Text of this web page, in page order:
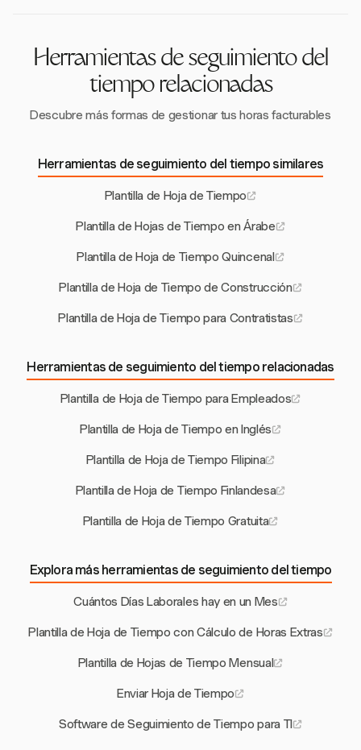
facilitando el seguimiento y la elaboración de
informes de proyectos eficientes.
Herramientas de seguimiento del
tiempo relacionadas
Descubre más formas de gestionar tus horas facturables
Herramientas de seguimiento del tiempo similares
Plantilla de Hoja de Tiempo
Plantilla de Hojas de Tiempo en Árabe
Plantilla de Hoja de Tiempo Quincenal
Plantilla de Hoja de Tiempo de Construcción
Plantilla de Hoja de Tiempo para Contratistas
Herramientas de seguimiento del tiempo relacionadas
Plantilla de Hoja de Tiempo para Empleados
Plantilla de Hoja de Tiempo en Inglés
Plantilla de Hoja de Tiempo Filipina
Plantilla de Hoja de Tiempo Finlandesa
Plantilla de Hoja de Tiempo Gratuita
Explora más herramientas de seguimiento del tiempo
Cuántos Días Laborales hay en un Mes
Plantilla de Hoja de Tiempo con Cálculo de Horas Extras
Plantilla de Hojas de Tiempo Mensual
Enviar Hoja de Tiempo
Software de Seguimiento de Tiempo para TI